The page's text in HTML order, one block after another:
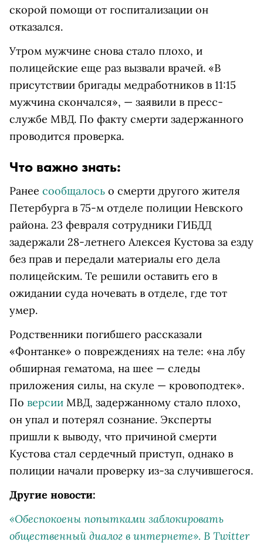
скорой помощи от госпитализации он
отказался.
Утром мужчине снова стало плохо, и
полицейские еще раз вызвали врачей. «В
присутствии бригады медработников в 11:15
мужчина скончался», — заявили в пресс-
службе МВД. По факту смерти задержанного
проводится проверка.
Что важно знать:
Ранее сообщалось о смерти другого жителя
Петербурга в 75-м отделе полиции Невского
района. 23 февраля сотрудники ГИБДД
задержали 28-летнего Алексея Кустова за езду
без прав и передали материалы его дела
полицейским. Те решили оставить его в
ожидании суда ночевать в отделе, где тот
умер.
Родственники погибшего рассказали
«Фонтанке» о повреждениях на теле: «на лбу
обширная гематома, на шее — следы
приложения силы, на скуле — кровоподтек».
По версии МВД, задержанному стало плохо,
он упал и потерял сознание. Эксперты
пришли к выводу, что причиной смерти
Кустова стал сердечный приступ, однако в
полиции начали проверку из-за случившегося.
Другие новости:
«Обеспокоены попытками заблокировать
общественный диалог в интернете». В Twitter